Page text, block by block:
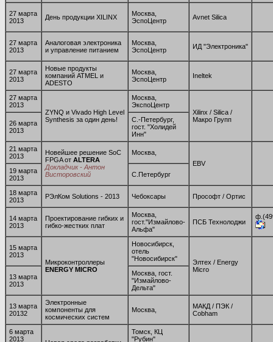
27 марта
2013
День продукции XILINX
Москва,
ЭспоЦентр
Avnet Silica
27 марта
2013
Аналоговая электроника
и управление питанием
Москва,
ЭспоЦентр
ИД "Электроника"
27 марта
2013
Новые продукты
компаний ATMEL и
ADESTO
Москва,
ЭспоЦентр
Ineltek
27 марта
2013
ZYNQ и Vivado High Level
Synthesis за один день!
Москва,
ЭкспоЦентр
Xilinx / Silica /
Макро Групп
26 марта
2013
С.-Петербург,
гост. "Холидей
Инн"
21 марта
2013
Новейшее решение SoC
FPGA от ALTERA
Докладчик - Антон
Висторовский
Москва,
EBV
19 марта
2013
С.Петербург
18 марта
2013
РЭлКом Solutions - 2013 Чебоксары Прософт / Ортис
14 марта
2013
Проектирование гибких и
гибко-жестких плат
Москва,
гост."Измайлово-
Альфа"
ПСБ Технолоджи
15 марта
2013
Микроконтроллеры
ENERGY MICRO
Новосибирск,
отель
"Новосибирск"
Элтех / Energy
Micro
13 марта
2013
Москва, гост.
"Измайлово-
Дельта"
13 марта
20132
Электронные
компоненты для
космических систем
Москва,
МАКД / ПЭК /
Cobham
6 марта
2013
Томск, КЦ
"Рубин"